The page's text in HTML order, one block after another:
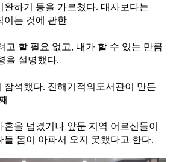
완하기 등을 가르쳤다. 대사보다는
이는 것에 관한
고 할 필요 없고, 내가 할 수 있는 만큼
을 설명했다.
참석했다. 진해기적의도서관이 만든
을 넘겼거나 앞둔 지역 어르신들이
들 몸이 아파서 오지 못했다고 한다.